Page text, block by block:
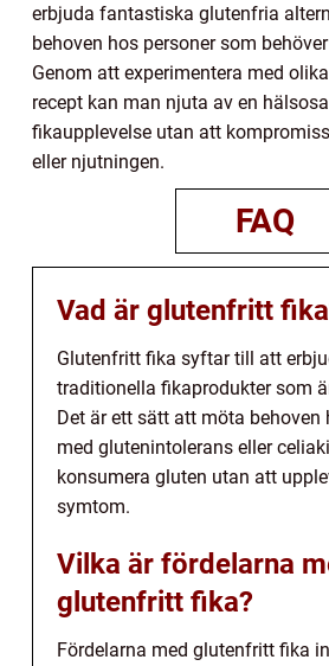
erbjuda fantastiska glutenfria
behoven hos personer som
Genom att experimentera med
recept kan man njuta av en
fikaupplevelse utan att
eller njutningen.
FAQ
Vad är glutenfritt
Glutenfritt fika syftar till att
traditionella fikaprodukter som
Det är ett sätt att möta behoven
med glutenintolerans eller
konsumera gluten utan att
symtom.
Vilka är fördelarna
glutenfritt fika?
Fördelarna med glutenfritt fika